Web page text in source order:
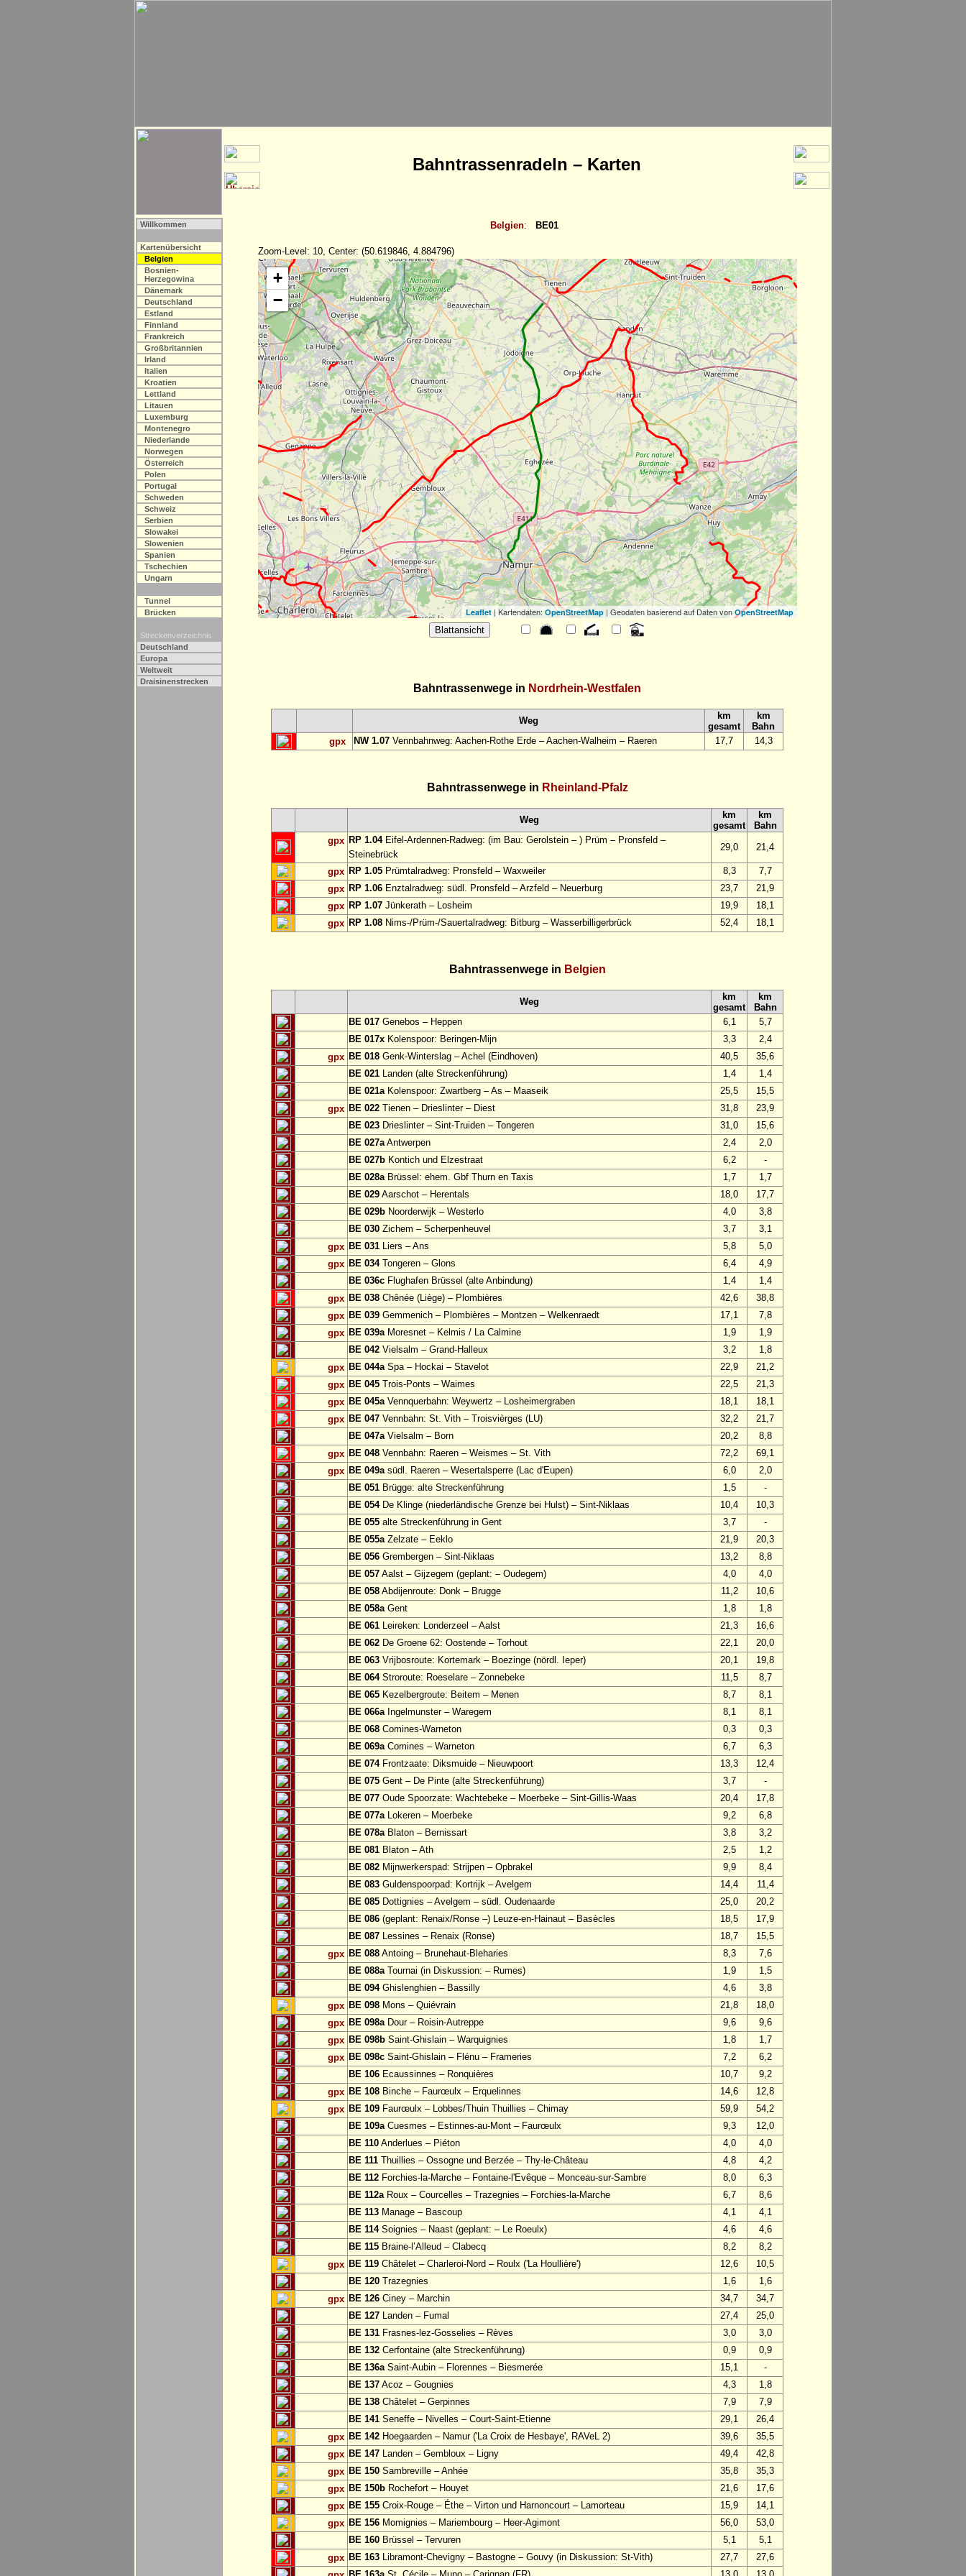
Bahntrassenradeln – Karten
Willkommen
Kartenübersicht
Belgien
Bosnien-
Herzegowina
Dänemark
Deutschland
Estland
Finnland
Frankreich
Großbritannien
Irland
Italien
Kroatien
Lettland
Litauen
Luxemburg
Montenegro
Niederlande
Norwegen
Österreich
Polen
Portugal
Schweden
Schweiz
Serbien
Slowakei
Slowenien
Spanien
Tschechien
Ungarn
Tunnel
Brücken
Streckenverzeichnis
Deutschland
Europa
Weltweit
Draisinenstrecken
Belgien: BE01
Zoom-Level: 10, Center: (50.619846, 4.884796)
+
−
Leaflet| Kartendaten: OpenStreetMap| Geodaten basierend auf Daten von OpenStreetMap
Bahntrassenwege in Nordrhein-Westfalen
Weg
km
gesamt
km
Bahn
gpx
NW 1.07 Vennbahnweg: Aachen-Rothe Erde – Aachen-Walheim – Raeren 17,7 14,3
Bahntrassenwege in Rheinland-Pfalz
Weg
km
gesamt
km
Bahn
gpx RP 1.04Eifel-Ardennen-Radweg: (im Bau: Gerolstein – ) Prüm – Pronsfeld –
Steinebrück
29,0 21,4
gpx RP 1.05 Prümtalradweg: Pronsfeld – Waxweiler 8,3
7,7
gpx RP 1.06 Enztalradweg: südl. Pronsfeld – Arzfeld – Neuerburg 23,7
21,9
gpx RP 1.07 Jünkerath – Losheim 19,9
18,1
gpx RP 1.08 Nims-/Prüm-/Sauertalradweg: Bitburg – Wasserbilligerbrück 52,4 18,1
Bahntrassenwege in Belgien
Weg
km
gesamt
km
Bahn
BE 017 Genebos – Heppen 6,1
5,7
BE 017x Kolenspoor: Beringen-Mijn 3,3
2,4
gpx BE 018 Genk-Winterslag – Achel (Eindhoven) 40,5
35,6
BE 021 Landen (alte Streckenführung) 1,4
1,4
BE 021aKolenspoor: Zwartberg – As – Maaseik 25,5
15,5
gpx BE 022 Tienen – Drieslinter – Diest 31,8
23,9
BE 023 Drieslinter – Sint-Truiden – Tongeren 31,0
15,6
BE 027aAntwerpen 2,4
2,0
BE 027b Kontich und Elzestraat 6,2
-
BE 028aBrüssel: ehem. Gbf Thurn en Taxis 1,7
1,7
BE 029 Aarschot – Herentals 18,0
17,7
BE 029b Noorderwijk – Westerlo 4,0
3,8
BE 030 Zichem – Scherpenheuvel 3,7
3,1
gpx BE 031 Liers – Ans 5,8
5,0
gpx BE 034Tongeren – Glons 6,4
4,9
BE 036c Flughafen Brüssel (alte Anbindung) 1,4
1,4
gpx BE 038 Chênée (Liège) – Plombières 42,6
38,8
gpx BE 039 Gemmenich – Plombières – Montzen – Welkenraedt 17,1
7,8
gpx BE 039aMoresnet – Kelmis / La Calmine 1,9
1,9
BE 042 Vielsalm – Grand-Halleux 3,2
1,8
gpx BE 044aSpa – Hockai – Stavelot 22,9
21,2
gpx BE 045 Trois-Ponts – Waimes 22,5
21,3
gpx BE 045aVennquerbahn: Weywertz – Losheimergraben 18,1
18,1
gpx BE 047 Vennbahn: St. Vith – Troisvièrges (LU) 32,2
21,7
BE 047aVielsalm – Born 20,2
8,8
gpx BE 048 Vennbahn: Raeren – Weismes – St. Vith 72,2
69,1
gpx BE 049asüdl. Raeren – Wesertalsperre (Lac d'Eupen) 6,0
2,0
BE 051 Brügge: alte Streckenführung 1,5
-
BE 054De Klinge (niederländische Grenze bei Hulst) – Sint-Niklaas 10,4
10,3
BE 055 alte Streckenführung in Gent 3,7
-
BE 055aZelzate – Eeklo 21,9
20,3
BE 056 Grembergen – Sint-Niklaas 13,2
8,8
BE 057 Aalst – Gijzegem (geplant: – Oudegem) 4,0
4,0
BE 058 Abdijenroute: Donk – Brugge 11,2
10,6
BE 058aGent 1,8
1,8
BE 061 Leireken: Londerzeel – Aalst 21,3
16,6
BE 062 De Groene 62: Oostende – Torhout 22,1
20,0
BE 063 Vrijbosroute: Kortemark – Boezinge (nördl. Ieper) 20,1
19,8
BE 064Stroroute: Roeselare – Zonnebeke 11,5
8,7
BE 065 Kezelbergroute: Beitem – Menen 8,7
8,1
BE 066aIngelmunster – Waregem 8,1
8,1
BE 068 Comines-Warneton 0,3
0,3
BE 069aComines – Warneton 6,7
6,3
BE 074Frontzaate: Diksmuide – Nieuwpoort 13,3
12,4
BE 075 Gent – De Pinte (alte Streckenführung) 3,7
-
BE 077 Oude Spoorzate: Wachtebeke – Moerbeke – Sint-Gillis-Waas 20,4
17,8
BE 077aLokeren – Moerbeke 9,2
6,8
BE 078aBlaton – Bernissart 3,8
3,2
BE 081 Blaton – Ath 2,5
1,2
BE 082 Mijnwerkerspad: Strijpen – Opbrakel 9,9
8,4
BE 083 Guldenspoorpad: Kortrijk – Avelgem 14,4
11,4
BE 085 Dottignies – Avelgem – südl. Oudenaarde 25,0
20,2
BE 086 (geplant: Renaix/Ronse –) Leuze-en-Hainaut – Basècles 18,5
17,9
BE 087 Lessines – Renaix (Ronse) 18,7
15,5
gpx BE 088 Antoing – Brunehaut-Bleharies 8,3
7,6
BE 088aTournai (in Diskussion: – Rumes) 1,9
1,5
BE 094Ghislenghien – Bassilly 4,6
3,8
gpx BE 098 Mons – Quiévrain 21,8
18,0
gpx BE 098aDour – Roisin-Autreppe 9,6
9,6
gpx BE 098b Saint-Ghislain – Warquignies 1,8
1,7
gpx BE 098c Saint-Ghislain – Flénu – Frameries 7,2
6,2
BE 106 Ecaussinnes – Ronquières 10,7
9,2
gpx BE 108 Binche – Faurœulx – Erquelinnes 14,6
12,8
gpx BE 109 Faurœulx – Lobbes/Thuin Thuillies – Chimay 59,9
54,2
BE 109aCuesmes – Estinnes-au-Mont – Faurœulx 9,3
12,0
BE 110 Anderlues – Piéton 4,0
4,0
BE 111 Thuillies – Ossogne und Berzée – Thy-le-Château 4,8
4,2
BE 112 Forchies-la-Marche – Fontaine-l'Evêque – Monceau-sur-Sambre 8,0
6,3
BE 112aRoux – Courcelles – Trazegnies – Forchies-la-Marche 6,7
8,6
BE 113 Manage – Bascoup 4,1
4,1
BE 114Soignies – Naast (geplant: – Le Roeulx) 4,6
4,6
BE 115 Braine-l’Alleud – Clabecq 8,2
8,2
gpx BE 119 Châtelet – Charleroi-Nord – Roulx ('La Houllière') 12,6
10,5
BE 120 Trazegnies 1,6
1,6
gpx BE 126 Ciney – Marchin 34,7
34,7
BE 127 Landen – Fumal 27,4
25,0
BE 131 Frasnes-lez-Gosselies – Rèves 3,0
3,0
BE 132 Cerfontaine (alte Streckenführung) 0,9
0,9
BE 136aSaint-Aubin – Florennes – Biesmerée 15,1
-
BE 137 Acoz – Gougnies 4,3
1,8
BE 138 Châtelet – Gerpinnes 7,9
7,9
BE 141 Seneffe – Nivelles – Court-Saint-Etienne 29,1
26,4
gpx BE 142 Hoegaarden – Namur ('La Croix de Hesbaye', RAVeL 2) 39,6
35,5
gpx BE 147 Landen – Gembloux – Ligny 49,4
42,8
gpx BE 150 Sambreville – Anhée 35,8
35,3
gpx BE 150b Rochefort – Houyet 21,6
17,6
gpx BE 155 Croix-Rouge – Éthe – Virton und Harnoncourt – Lamorteau 15,9
14,1
gpx BE 156 Momignies – Mariembourg – Heer-Agimont 56,0
53,0
BE 160 Brüssel – Tervuren 5,1
5,1
gpx BE 163 Libramont-Chevigny – Bastogne – Gouvy (in Diskussion: St-Vith) 27,7
27,6